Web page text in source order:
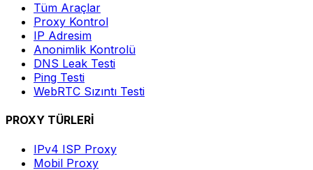
Tüm Araçlar
Proxy Kontrol
IP Adresim
Anonimlik Kontrolü
DNS Leak Testi
Ping Testi
WebRTC Sızıntı Testi
PROXY TÜRLERİ
IPv4 ISP Proxy
Mobil Proxy